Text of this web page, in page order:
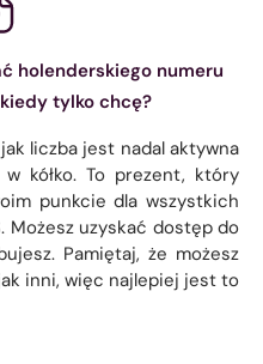
holenderskiego numeru
tylko chcę?
liczba jest nadal aktywna
kółko. To prezent, który
punkcie dla wszystkich
Możesz uzyskać dostęp do
Pamiętaj, że możesz
inni, więc najlepiej jest to